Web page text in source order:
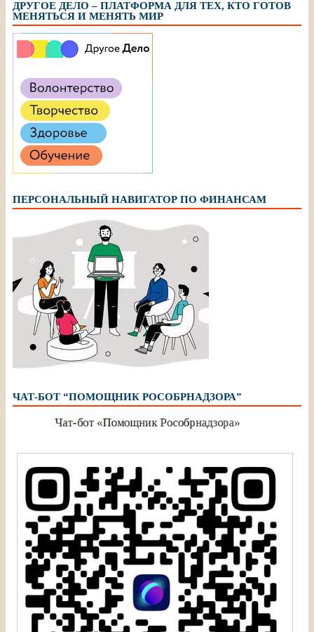
ДРУГОЕ ДЕЛО – ПЛАТФОРМА ДЛЯ ТЕХ, КТО ГОТОВ
МЕНЯТЬСЯ И МЕНЯТЬ МИР
ПЕРСОНАЛЬНЫЙ НАВИГАТОР ПО ФИНАНСАМ
ЧАТ-БОТ “ПОМОЩНИК РОСОБРНАДЗОРА”